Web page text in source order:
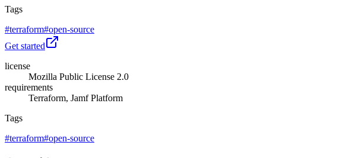
Tags
#terraform#open-source
Get started
license
Mozilla Public License 2.0
requirements
Terraform, Jamf Platform
Tags
#terraform#open-source